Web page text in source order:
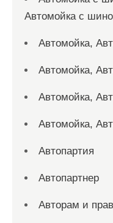
Автомойка с
Автомойка,
Автомойка,
Автомойка,
Автомойка,
Автопартия
Автопартнер
Авторам и